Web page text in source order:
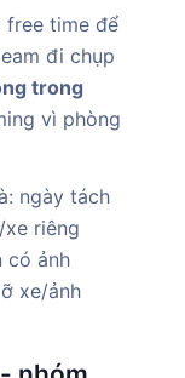
free time để
đi chụp
trong
vì phòng
ngày tách
riêng
có ảnh
xe/ảnh